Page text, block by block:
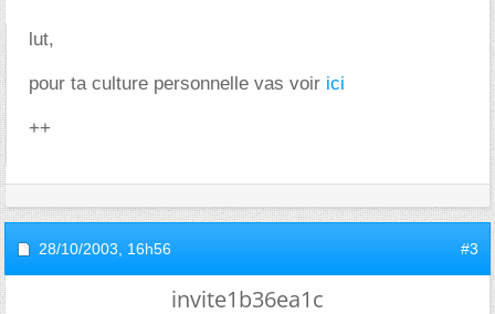
lut,
pour ta culture personnelle vas voir ici
++
28/10/2003, 16h56 #3
invite1b36ea1c